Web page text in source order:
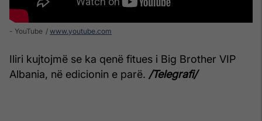
- YouTube www.youtube.com
Iliri kujtojmë se ka qenë fitues i Big Brother VIP
Albania, në edicionin e parë. /Telegrafi/